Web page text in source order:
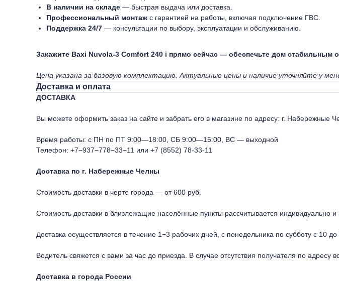
В наличии на складе — быстрая выдача или доставка.
Профессиональный монтаж с гарантией на работы, включая подключение ГВС.
Поддержка 24/7 — консультации по выбору, эксплуатации и обслуживанию.
Закажите Baxi Nuvola‑3 Comfort 240 i прямо сейчас — обеспечьте дом
Цена указана за базовую комплектацию. Актуальные цены и наличие уточняйте у
Доставка и оплата
ДОСТАВКА
Вы можете оформить заказ на сайте и забрать его в магазине по адресу: г. Набережные
Время работы: с ПН по ПТ 9:00—18:00, СБ 9:00—15:00, ВС — выходной
Телефон: +7−937−778−33−11 или +7 (8552) 78-33-11
Доставка по г. Набережные Челны
Стоимость доставки в черте города — от 600 руб.
Стоимость доставки в близлежащие населённые пункты рассчитывается индивидуально
Доставка осуществляется в течение 1−3 рабочих дней, с понедельника по субботу с 10 до
Водитель свяжется с вами за час до приезда. В случае отсутствия получателя по адресу
Доставка в города России